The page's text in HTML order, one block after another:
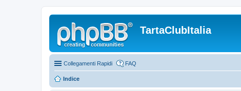
TartaClubItalia
Collegamenti Rapidi FAQ
Indice